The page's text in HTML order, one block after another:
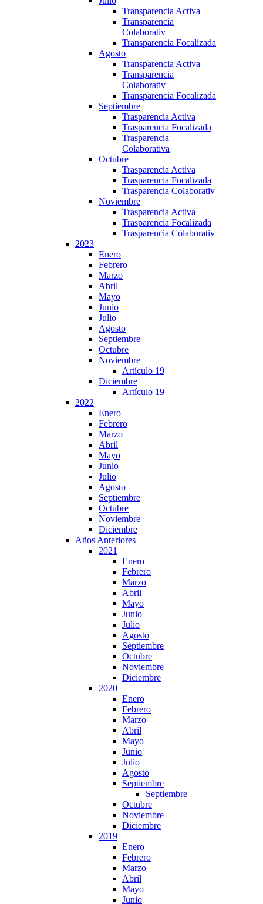
Transparencia Activa
Transparencia
Colaborativ
Transparencia Focalizada
Agosto
Transparencia Activa
Transparencia
Colaborativ
Transparencia Focalizada
Septiembre
Trasparencia Activa
Trasparencia Focalizada
Trasparencia
Colaborativa
Octubre
Trasparencia Activa
Trasparencia Focalizada
Trasparencia Colaborativ
Noviembre
Trasparencia Activa
Trasparencia Focalizada
Trasparencia Colaborativ
2023
Enero
Febrero
Marzo
Abril
Mayo
Junio
Julio
Agosto
Septiembre
Octubre
Noviembre
Artículo 19
Diciembre
Artículo 19
2022
Enero
Febrero
Marzo
Abril
Mayo
Junio
Julio
Agosto
Septiembre
Octubre
Noviembre
Diciembre
Años Anteriores
2021
Enero
Febrero
Marzo
Abril
Mayo
Junio
Julio
Agosto
Septiembre
Octubre
Noviembre
Diciembre
2020
Enero
Febrero
Marzo
Abril
Mayo
Junio
Julio
Agosto
Septiembre
Septiembre
Octubre
Noviembre
Diciembre
2019
Enero
Febrero
Marzo
Abril
Mayo
Junio